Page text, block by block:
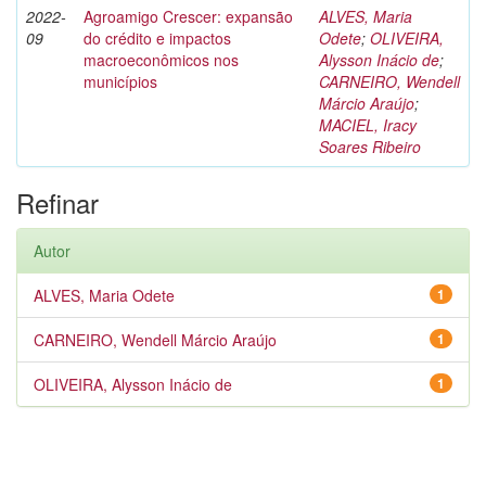
2022-
09
Agroamigo Crescer: expansão
do crédito e impactos
macroeconômicos nos
municípios
ALVES, Maria
Odete; OLIVEIRA,
Alysson Inácio de;
CARNEIRO, Wendell
Márcio Araújo;
MACIEL, Iracy
Soares Ribeiro
Refinar
Autor
1
ALVES, Maria Odete
1
CARNEIRO, Wendell Márcio Araújo
1
OLIVEIRA, Alysson Inácio de